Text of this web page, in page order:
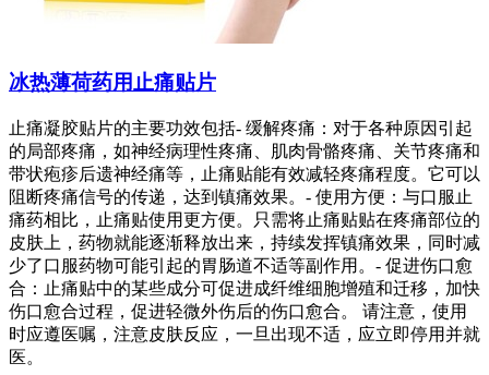
冰热薄荷药用止痛贴片
止痛凝胶贴片的主要功效包括- 缓解疼痛：对于各种原因引起
的局部疼痛，如神经病理性疼痛、肌肉骨骼疼痛、关节疼痛和
带状疱疹后遗神经痛等，止痛贴能有效减轻疼痛程度。它可以
阻断疼痛信号的传递，达到镇痛效果。- 使用方便：与口服止
痛药相比，止痛贴使用更方便。只需将止痛贴贴在疼痛部位的
皮肤上，药物就能逐渐释放出来，持续发挥镇痛效果，同时减
少了口服药物可能引起的胃肠道不适等副作用。- 促进伤口愈
合：止痛贴中的某些成分可促进成纤维细胞增殖和迁移，加快
伤口愈合过程，促进轻微外伤后的伤口愈合。 请注意，使用
时应遵医嘱，注意皮肤反应，一旦出现不适，应立即停用并就
医。